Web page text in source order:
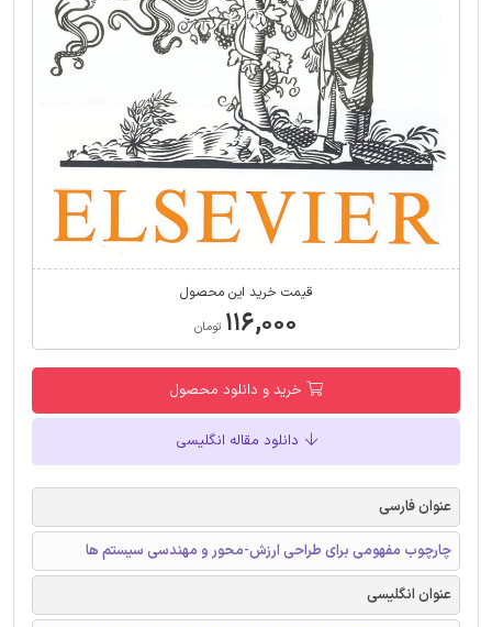
قیمت خرید این محصول
۱۱۶,۰۰۰ تومان
خرید و دانلود محصول
دانلود مقاله انگلیسی
عنوان فارسی
چارچوب مفهومی برای طراحی ارزش-محور و مهندسی سیستم ها
عنوان انگلیسی